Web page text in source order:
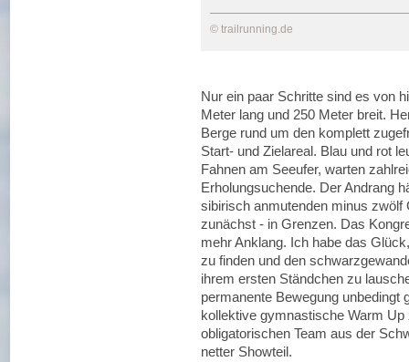
© trailrunning.de
Nur ein paar Schritte sind es von
Meter lang und 250 Meter breit.
Berge rund um den komplett
Start- und Zielareal. Blau und rot
Fahnen am Seeufer, warten
Erholungsuchende. Der Andrang
sibirisch anmutenden minus
zunächst - in Grenzen. Das
mehr Anklang. Ich habe das
zu finden und den
ihrem ersten Ständchen zu
permanente Bewegung unbedingt
kollektive gymnastische Warm
obligatorischen Team aus der
netter Showteil.